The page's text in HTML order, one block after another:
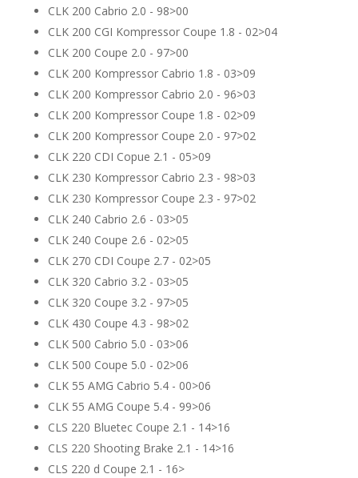
CLK 200 Cabrio 2.0 - 98>00
CLK 200 CGI Kompressor Coupe 1.8 - 02>04
CLK 200 Coupe 2.0 - 97>00
CLK 200 Kompressor Cabrio 1.8 - 03>09
CLK 200 Kompressor Cabrio 2.0 - 96>03
CLK 200 Kompressor Coupe 1.8 - 02>09
CLK 200 Kompressor Coupe 2.0 - 97>02
CLK 220 CDI Copue 2.1 - 05>09
CLK 230 Kompressor Cabrio 2.3 - 98>03
CLK 230 Kompressor Coupe 2.3 - 97>02
CLK 240 Cabrio 2.6 - 03>05
CLK 240 Coupe 2.6 - 02>05
CLK 270 CDI Coupe 2.7 - 02>05
CLK 320 Cabrio 3.2 - 03>05
CLK 320 Coupe 3.2 - 97>05
CLK 430 Coupe 4.3 - 98>02
CLK 500 Cabrio 5.0 - 03>06
CLK 500 Coupe 5.0 - 02>06
CLK 55 AMG Cabrio 5.4 - 00>06
CLK 55 AMG Coupe 5.4 - 99>06
CLS 220 Bluetec Coupe 2.1 - 14>16
CLS 220 Shooting Brake 2.1 - 14>16
CLS 220 d Coupe 2.1 - 16>